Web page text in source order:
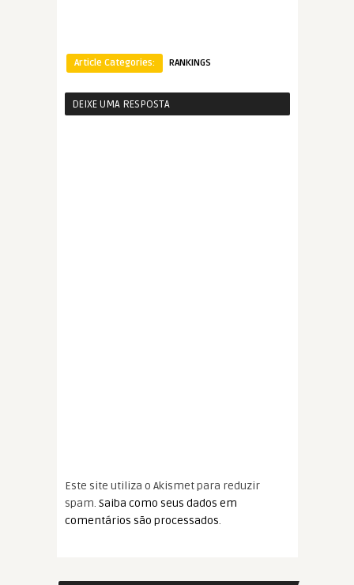
Article Categories: RANKINGS
DEIXE UMA RESPOSTA
Este site utiliza o Akismet para reduzir
spam. Saiba como seus dados em
comentários são processados.